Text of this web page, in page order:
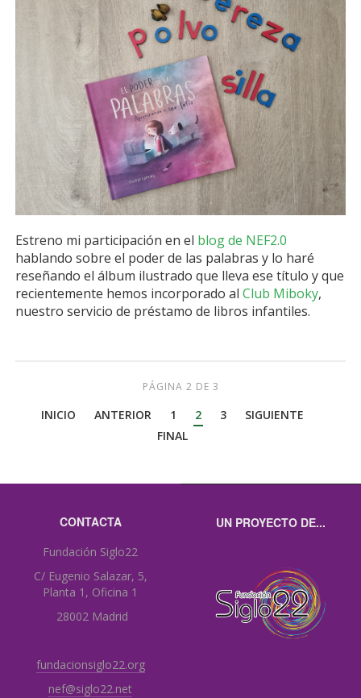
Estreno mi participación en el blog de NEF2.0
hablando sobre el poder de las palabras y lo haré
reseñando el álbum ilustrado que lleva ese título y que
recientemente hemos incorporado al Club Miboky,
nuestro servicio de préstamo de libros infantiles.
PÁGINA 2 DE 3
INICIO ANTERIOR 1 2 3
SIGUIENTE
FINAL
CONTACTA
Fundación Siglo22
C/ Eugenio Salazar, 5,
Planta 1, Oficina 1
28002 Madrid
fundacionsiglo22.org
nef@siglo22.net
UN PROYECTO DE...